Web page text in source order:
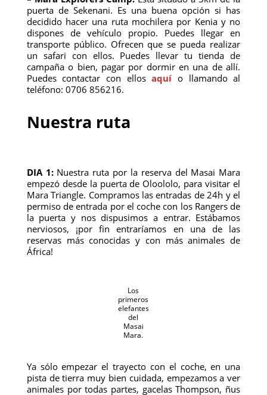
puerta de Sekenani. Es una buena opción si has
decidido hacer una ruta mochilera por Kenia y no
dispones de vehículo propio. Puedes llegar en
transporte público. Ofrecen que se pueda realizar
un safari con ellos. Puedes llevar tu tienda de
campaña o bien, pagar por dormir en una de allí.
Puedes contactar con ellosaquí o llamando al
teléfono: 0706 856216.
Nuestra ruta
DIA 1:Nuestra ruta por la reserva del Masai Mara
empezó desde la puerta de Oloololo, para visitar el
Mara Triangle. Compramos las entradas de 24h y el
permiso de entrada por el coche con los Rangers de
la puerta y nos dispusimos a entrar. Estábamos
nerviosos, ¡por fin entraríamos en una de las
reservas más conocidas y con más animales de
África!
Los
primeros
elefantes
del
Masai
Mara.
Ya sólo empezar el trayecto con el coche, en una
pista de tierra muy bien cuidada, empezamos a ver
animales por todas partes, gacelas Thompson, ñus